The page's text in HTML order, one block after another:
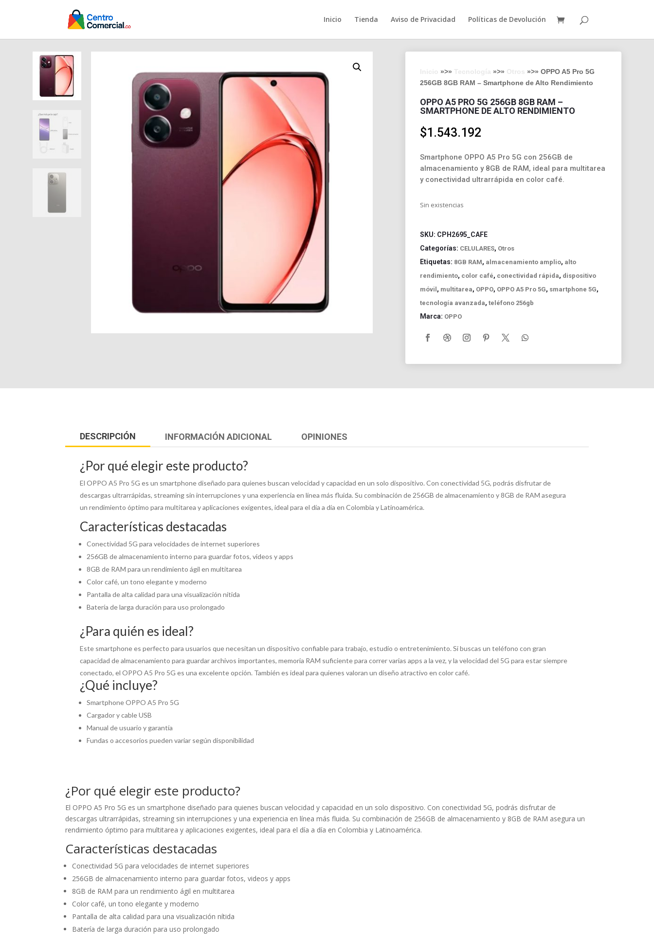
Inicio Tienda Aviso de Privacidad Políticas de Devolución
»>» »>»
»>» OPPO A5 Pro 5G
256GB 8GB RAM – Smartphone de Alto Rendimiento
OPPO A5 PRO 5G 256GB 8GB RAM –
SMARTPHONE DE ALTO RENDIMIENTO
$1.543.192
Smartphone OPPO A5 Pro 5G con 256GB de
almacenamiento y 8GB de RAM, ideal para multitarea
y conectividad ultrarrápida en color café.
Sin existencias
SKU: CPH2695_CAFE
Categorías: CELULARES, Otros
Etiquetas: 8GB RAM, almacenamiento amplio, alto
rendimiento, color café, conectividad rápida, dispositivo
móvil , multitarea, OPPO, OPPO A5 Pro 5G, smartphone 5G,
tecnología avanzada, teléfono 256gb
Marca: OPPO
DESCRIPCIÓN INFORMACIÓN ADICIONAL OPINIONES
¿Por qué elegir este producto?
El OPPO A5 Pro 5G es un smartphone diseñado para quienes buscan velocidad y capacidad en un solo dispositivo. Con conectividad 5G, podrás disfrutar de
descargas ultrarrápidas, streaming sin interrupciones y una experiencia en línea más fluida. Su combinación de 256GB de almacenamiento y 8GB de RAM asegura
un rendimiento óptimo para multitarea y aplicaciones exigentes, ideal para el día a día en Colombia y Latinoamérica.
Características destacadas
Conectividad 5G para velocidades de internet superiores
256GB de almacenamiento interno para guardar fotos, videos y apps
8GB de RAM para un rendimiento ágil en multitarea
Color café, un tono elegante y moderno
Pantalla de alta calidad para una visualización nítida
Batería de larga duración para uso prolongado
¿Para quién es ideal?
Este smartphone es perfecto para usuarios que necesitan un dispositivo confiable para trabajo, estudio o entretenimiento. Si buscas un teléfono con gran
capacidad de almacenamiento para guardar archivos importantes, memoria RAM suficiente para correr varias apps a la vez, y la velocidad del 5G para estar siempre
conectado, el OPPO A5 Pro 5G es una excelente opción. También es ideal para quienes valoran un diseño atractivo en color café.
¿Qué incluye?
Smartphone OPPO A5 Pro 5G
Cargador y cable USB
Manual de usuario y garantía
Fundas o accesorios pueden variar según disponibilidad
¿Por qué elegir este producto?
El OPPO A5 Pro 5G es un smartphone diseñado para quienes buscan velocidad y capacidad en un solo dispositivo. Con conectividad 5G, podrás disfrutar de
descargas ultrarrápidas, streaming sin interrupciones y una experiencia en línea más fluida. Su combinación de 256GB de almacenamiento y 8GB de RAM asegura un
rendimiento óptimo para multitarea y aplicaciones exigentes, ideal para el día a día en Colombia y Latinoamérica.
Características destacadas
Conectividad 5G para velocidades de internet superiores
256GB de almacenamiento interno para guardar fotos, videos y apps
8GB de RAM para un rendimiento ágil en multitarea
Color café, un tono elegante y moderno
Pantalla de alta calidad para una visualización nítida
Batería de larga duración para uso prolongado